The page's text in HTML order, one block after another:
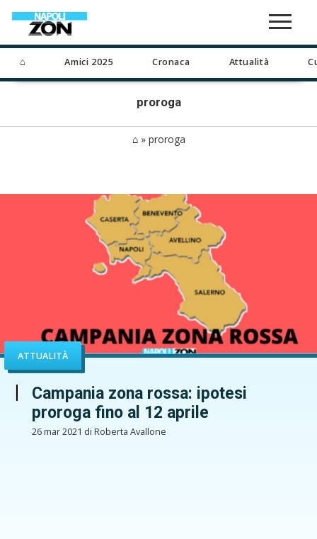
⌂ Amici 2025 Cronaca Attualità
proroga
⌂» proroga
ATTUALITÀ
Campania zona rossa: ipotesi
proroga fino al 12 aprile
26 mar 2021 di Roberta Avallone